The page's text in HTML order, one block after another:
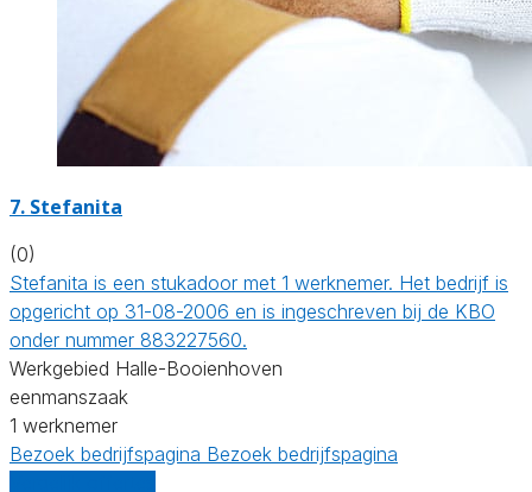
7. Stefanita
(0)
Stefanita is een stukadoor met 1 werknemer. Het bedrijf is
opgericht op 31-08-2006 en is ingeschreven bij de KBO
onder nummer 883227560.
Werkgebied Halle-Booienhoven
eenmanszaak
1 werknemer
Bezoek bedrijfspagina Bezoek bedrijfspagina